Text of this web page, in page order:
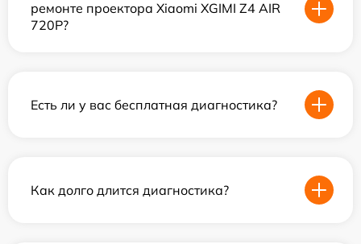
ремонте проектора Xiaomi XGIMI Z4 AIR
720P?
Есть ли у вас бесплатная диагностика?
Как долго длится диагностика?